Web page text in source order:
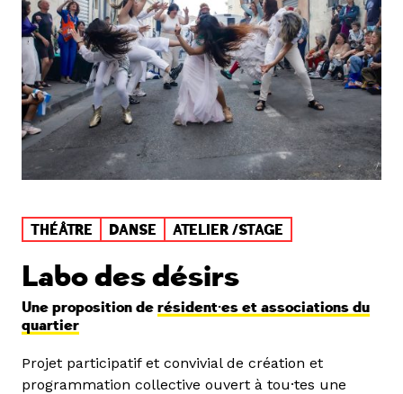
THÉÂTRE DANSE ATELIER /STAGE
Labo des désirs
Une proposition de résident·es et associations du
quartier
Projet participatif et convivial de création et
programmation collective ouvert à tou·tes une